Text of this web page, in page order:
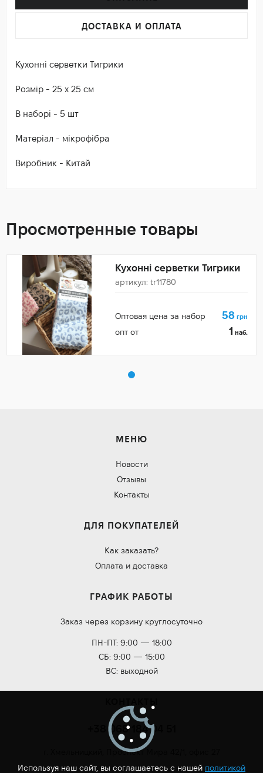
ДОСТАВКА И ОПЛАТА
Кухонні серветки Тигрики
Розмір - 25 х 25 см
В наборі - 5 шт
Матеріал - мікрофібра
Виробник - Китай
Просмотренные товары
Кухонні серветки Тигрики
артикул: tr11780
Оптовая цена за набор 58 грн
опт от 1 наб.
МЕНЮ
Новости
Отзывы
Контакты
ДЛЯ ПОКУПАТЕЛЕЙ
Как заказать?
Оплата и доставка
ГРАФИК РАБОТЫ
Заказ через корзину круглосуточно
ПН-ПТ: 9:00 — 18:00
СБ: 9:00 — 15:00
ВС: выходной
+38 068 184 04 51
г. Хмельницкий, Проспект Мира 42/1, офис 27
Используя наш сайт, вы соглашаетесь с нашей политикой